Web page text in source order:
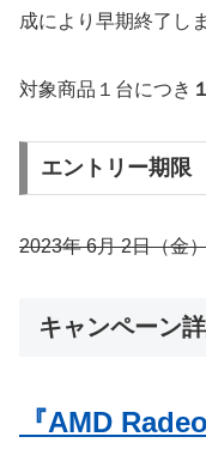
成により早期終了し
対象商品１台につき
エントリー期限
2023年 6月 2日（金
キャンペーン
『AMD